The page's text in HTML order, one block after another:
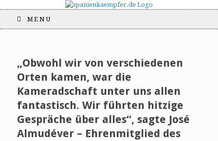
MENU
„Obwohl wir von verschiedenen
Orten kamen, war die
Kameradschaft unter uns allen
fantastisch. Wir führten hitzige
Gespräche über alles“, sagte José
Almudéver – Ehrenmitglied des